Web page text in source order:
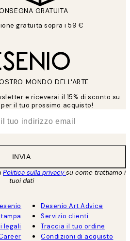
GRATUITA
gratuita sopra i 59 €
MONDO DELL'ARTE
e riceverai il 15% di sconto su
il tuo prossimo acquisto!
INVIA
Politica sulla privacysu come trattiamo i
tuoi dati
legali
Desenio Art Advice
Servizio clienti
Traccia il tuo ordine
Condizioni di acquisto